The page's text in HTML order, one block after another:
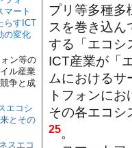
プリ等多種多
スを巻き込
する「エコシ
ICT産業が「
ムにおける
トフォンに
その各エコシ
25。
マート
らすICT
の変化
ン等の
ル産業
争と成
エコシ
とその
スエコ